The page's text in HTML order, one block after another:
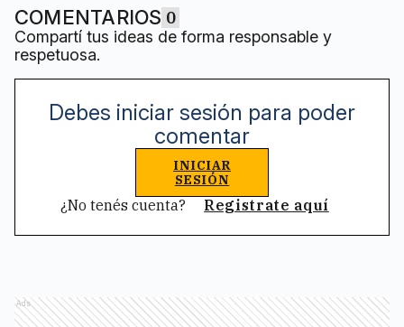
COMENTARIOS 0
Compartí tus ideas de forma responsable y
respetuosa.
Debes iniciar sesión para poder
comentar
INICIAR
SESIÓN
¿No tenés cuenta? Registrate aquí
Ads